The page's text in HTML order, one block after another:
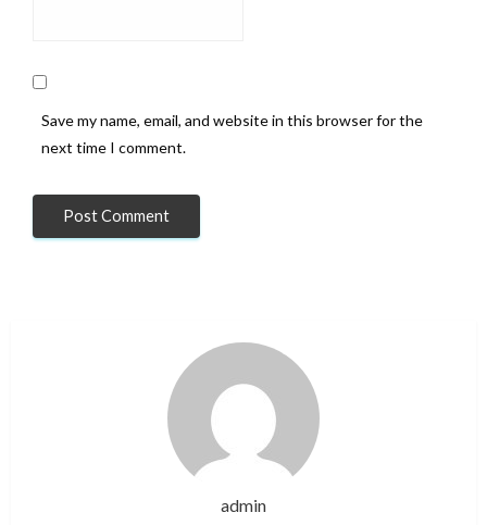
Save my name, email, and website in this browser for the
next time I comment.
admin